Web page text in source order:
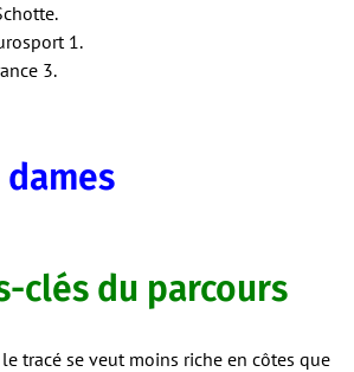
1.
3.
dames
clés du parcours
tracé se veut moins riche en côtes que